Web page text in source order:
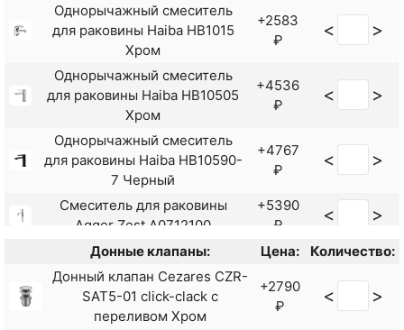
Однорычажный смеситель
для раковины Haiba HB1015
Хром
+2583
₽
< >
Однорычажный смеситель
для раковины Haiba HB10505
Хром
+4536
₽
< >
Однорычажный смеситель
для раковины Haiba HB10590-
7 Черный
+4767
₽
< >
Смеситель для раковины
Agger Zest A0712100
+5390
₽
< >
Смеситель для раковины
AM.PM X-Joy F85A02100
+5990
< >
Смеситель для раковины Frap
F1062-2 Черный матовый
+8289
₽
< >
Донные клапаны: Цена:
Количество:
Донный клапан Cezares CZR-
SAT5-01 click-clack с
переливом Хром
+2790
₽
< >